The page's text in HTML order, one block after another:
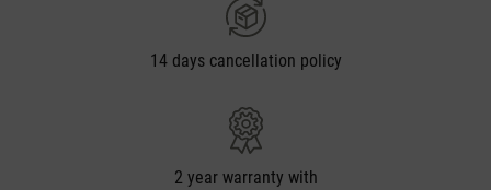
14 days cancellation policy
2 year warranty with